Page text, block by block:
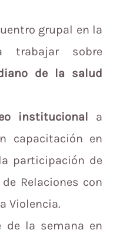
grupal en la
trabajar sobre
de la salud
institucional a
capacitación en
participación de
Relaciones con
Violencia.
de la semana en